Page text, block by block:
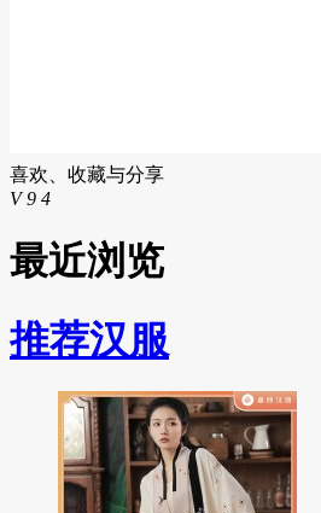
喜欢、收藏与分享
V 9 4
最近浏览
推荐汉服